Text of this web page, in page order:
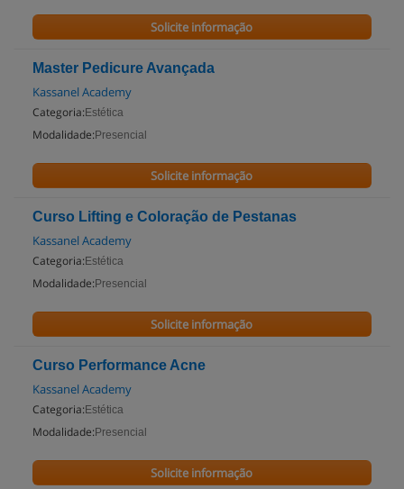
Solicite informação
Master Pedicure Avançada
Kassanel Academy
Categoria: Estética
Modalidade: Presencial
Solicite informação
Curso Lifting e Coloração de Pestanas
Kassanel Academy
Categoria: Estética
Modalidade: Presencial
Solicite informação
Curso Performance Acne
Kassanel Academy
Categoria: Estética
Modalidade: Presencial
Solicite informação